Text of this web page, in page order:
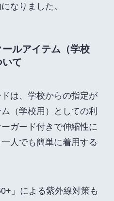
なりました。
ルアイテム（学校
いて
は、学校からの指定が
（学校用）としての利
ガード付きで伸縮性に
人でも簡単に着用する
」による紫外線対策も